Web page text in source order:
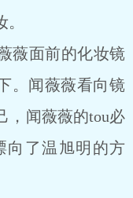
面前的化妆镜
。闻薇薇看向镜
，闻薇薇的tou必
向了温旭明的方